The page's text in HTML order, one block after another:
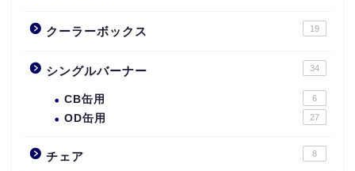
クーラーボックス 19
シングルバーナー 34
CB缶用 6
OD缶用 27
チェア 8